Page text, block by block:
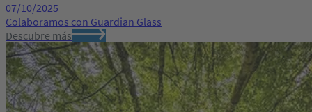
07/10/2025
Colaboramos con Guardian Glass
Descubre más